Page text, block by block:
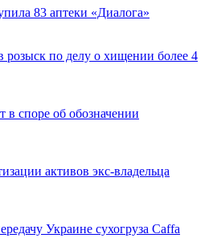
83 аптеки «Диалога»
по делу о хищении более 4
споре об обозначении
активов экс-владельца
Украине сухогруза Caffa